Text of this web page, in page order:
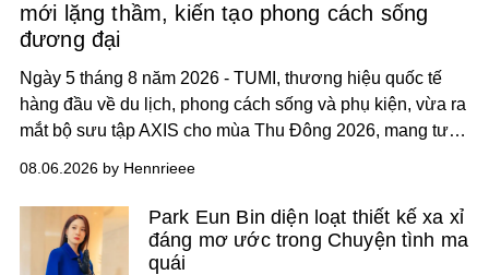
mới lặng thầm, kiến tạo phong cách sống
đương đại
Ngày 5 tháng 8 năm 2026 - TUMI, thương hiệu quốc tế
hàng đầu về du lịch, phong cách sống và phụ kiện, vừa ra
mắt bộ sưu tập AXIS cho mùa Thu Đông 2026, mang tư
và phong cách sống hiện đại bằng thiết kế sắc nét, chuẩn
xác gắn liền với tính thẩm mỹ toàn cầu.
08.06.2026 by Hennrieee
Park Eun Bin diện loạt thiết kế xa xỉ
đáng mơ ước trong Chuyện tình ma
quái